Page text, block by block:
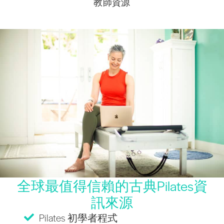
全球最值得信賴的古典Pilates資
訊來源
Pilates 初學者程式